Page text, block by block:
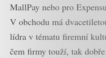
MallPay nebo pro
V obchodu má
lídra v tématu firemní
čem firmy touží, tak